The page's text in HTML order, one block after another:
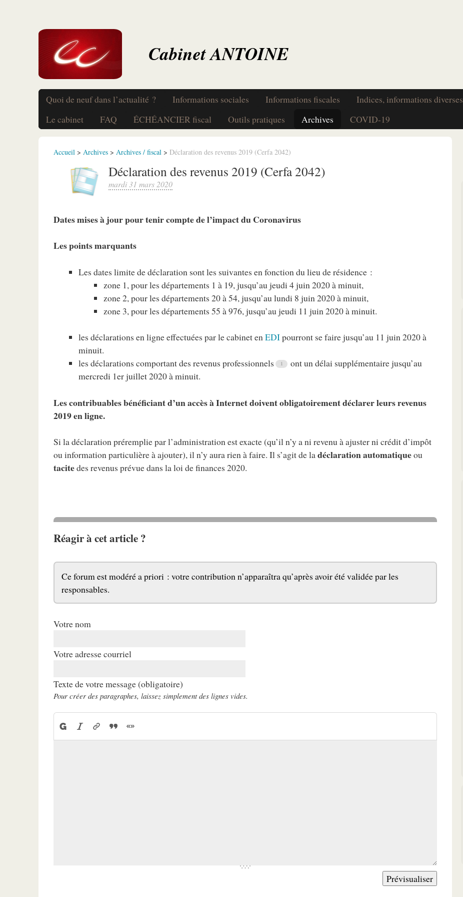
Cabinet ANTOINE
Quoi de neuf dans l’actualité ? Informations sociales Informations fiscales Indices, informations diverses
Le cabinet
FAQ ÉCHÉANCIER fiscal Outils pratiques Archives COVID-19
Accueil >Archives >Archives / fiscal > Déclaration des revenus 2019 (Cerfa 2042)
Déclaration des revenus 2019 (Cerfa 2042)
mardi 31 mars 2020
Dates mises à jour pour tenir compte de l’impact du Coronavirus
Les points marquants
Les dates limite de déclaration sont les suivantes en fonction du lieu de résidence :
zone 1, pour les départements 1 à 19, jusqu’au jeudi 4 juin 2020 à minuit,
zone 2, pour les départements 20 à 54, jusqu’au lundi 8 juin 2020 à minuit,
zone 3, pour les départements 55 à 976, jusqu’au jeudi 11 juin 2020 à minuit.
les déclarations en ligne effectuées par le cabinet enEDIpourront se faire jusqu’au 11 juin 2020 à
minuit.
les déclarations comportant des revenus professionnels
ont un délai supplémentaire jusqu’au
mercredi 1er juillet 2020 à minuit.
Les contribuables bénéficiant d’un accès à Internet doivent obligatoirement déclarer leurs revenus
2019 en ligne.
Si la déclaration préremplie par l’administration est exacte (qu’il n’y a ni revenu à ajuster ni crédit d’impôt
ou information particulière à ajouter), il n’y aura rien à faire. Il s’agit de ladéclaration automatiqueou
tacitedes revenus prévue dans la loi de finances 2020.
Réagir à cet article ?
Ce forum est modéré a priori : votre contribution n’apparaîtra qu’après avoir été validée par les
responsables.
Votre nom
Votre adresse courriel
Texte de votre message (obligatoire)
Pour créer des paragraphes, laissez simplement des lignes vides.